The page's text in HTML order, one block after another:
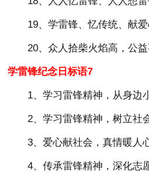
19、学雷锋、忆传统、献爱
20、众人拾柴火焰高，公益
学雷锋纪念日标语7
1、学习雷锋精神，从身边小
2、学习雷锋精神，树立社会
3、爱心献社会，真情暖人心
4、传承雷锋精神，深化志愿